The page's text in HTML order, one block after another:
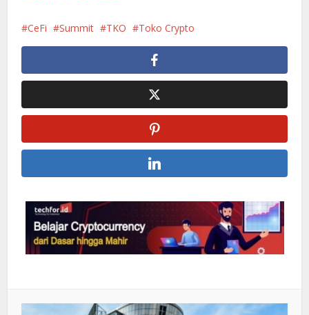
CeFi Summit TKO Toko Crypto